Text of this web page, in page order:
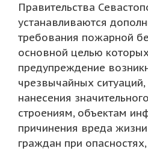
Правительства
устанавливаются
требования пожарной
основной целью
предупреждение
чрезвычайных
нанесения
строениям, объектам
причинения вреда
граждан при